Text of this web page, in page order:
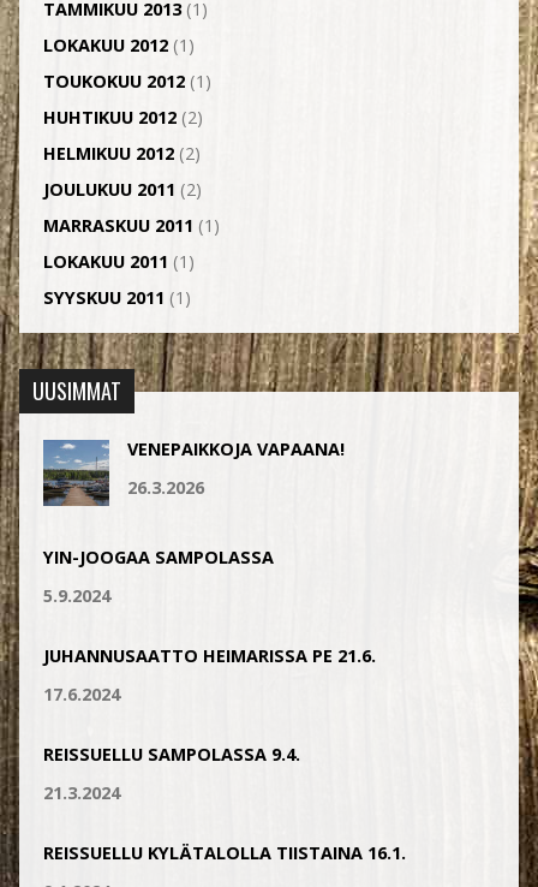
TAMMIKUU 2013(1)
LOKAKUU 2012(1)
TOUKOKUU 2012(1)
HUHTIKUU 2012(2)
HELMIKUU 2012(2)
JOULUKUU 2011 (2)
MARRASKUU 2011 (1)
LOKAKUU 2011 (1)
SYYSKUU 2011 (1)
UUSIMMAT
VENEPAIKKOJA VAPAANA!
26.3.2026
YIN-JOOGAA SAMPOLASSA
5.9.2024
JUHANNUSAATTO HEIMARISSA PE 21.6.
17.6.2024
REISSUELLU SAMPOLASSA 9.4.
21.3.2024
REISSUELLU KYLÄTALOLLA TIISTAINA 16.1.